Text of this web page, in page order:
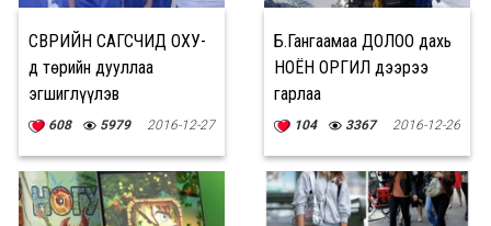
ӨСВӨРИЙН САГСЧИД ОХУ-
д төрийн дууллаа
эгшиглүүлэв
608 5979 2016-12-27
Б.Гангаамаа ДОЛОО дахь
НОЁН ОРГИЛ дээрээ
гарлаа
104 3367 2016-12-26